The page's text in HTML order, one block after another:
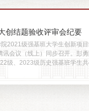
创结题验收评审会纪要
2021级强基班大学生创新项
会议（线上）同步召开。彭
级、2023级历史强基班学生共